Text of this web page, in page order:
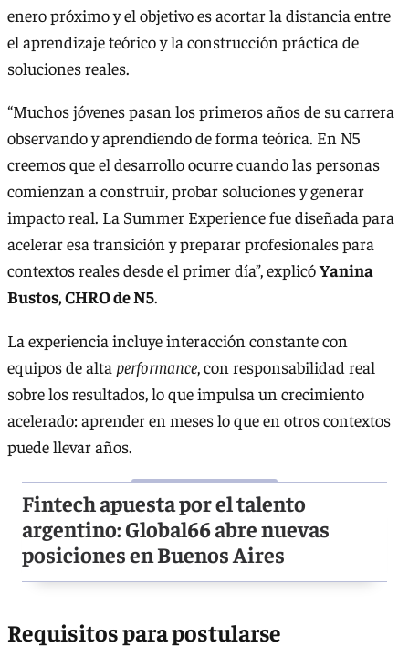
enero próximo y el objetivo es acortar la distancia entre
el aprendizaje teórico y la construcción práctica de
soluciones reales.
“Muchos jóvenes pasan los primeros años de su carrera
observando y aprendiendo de forma teórica. En N5
creemos que el desarrollo ocurre cuando las personas
comienzan a construir, probar soluciones y generar
impacto real. La Summer Experience fue diseñada para
acelerar esa transición y preparar profesionales para
contextos reales desde el primer día”, explicóYanina
Bustos, CHRO de N5.
La experiencia incluye interacción constante con
equipos de alta performance, con responsabilidad real
sobre los resultados, lo que impulsa un crecimiento
acelerado: aprender en meses lo que en otros contextos
puede llevar años.
Fintech apuesta por el talento
argentino: Global66 abre nuevas
posiciones en Buenos Aires
Requisitos para postularse